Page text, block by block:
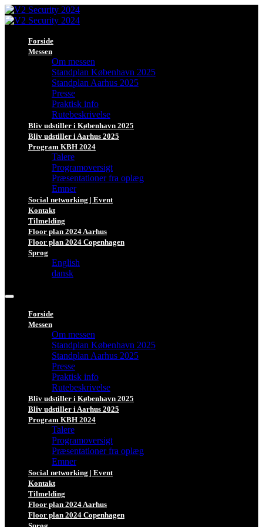
Forside
Messen
Om messen
Standplan København 2025
Standplan Aarhus 2025
Presse
Praktisk info
Rutebeskrivelse
Bliv udstiller i København 2025
Bliv udstiller i Aarhus 2025
Program KBH 2024
Talere
Programoversigt
Præsentationer fra oplæg
Emner
Social networking | Event
Kontakt
Tilmelding
Floor plan 2024 Aarhus
Floor plan 2024 Copenhagen
Sprog
English
dansk
Forside
Messen
Om messen
Standplan København 2025
Standplan Aarhus 2025
Presse
Praktisk info
Rutebeskrivelse
Bliv udstiller i København 2025
Bliv udstiller i Aarhus 2025
Program KBH 2024
Talere
Programoversigt
Præsentationer fra oplæg
Emner
Social networking | Event
Kontakt
Tilmelding
Floor plan 2024 Aarhus
Floor plan 2024 Copenhagen